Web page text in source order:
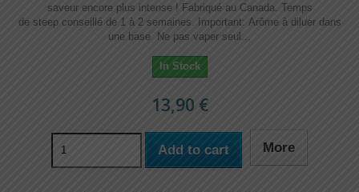
saveur encore plus intense ! Fabriqué au Canada. Temps
de steep conseillé de 1 à 2 semaines. Important: Arôme à diluer dans
une base Ne pas vaper seul...
In Stock
13,90 €
Add to cart More